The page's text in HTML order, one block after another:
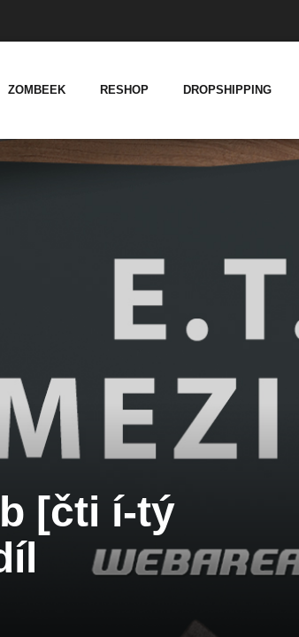
ZOMBEEK RESHOP DROPSHIPPING
[čti í-tý